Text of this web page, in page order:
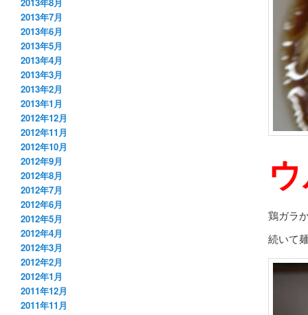
鶏ガラ
続いて
2013年8月
2013年7月
2013年6月
2013年5月
2013年4月
2013年3月
2013年2月
2013年1月
2012年12月
2012年11月
2012年10月
2012年9月
2012年8月
2012年7月
2012年6月
2012年5月
2012年4月
2012年3月
2012年2月
2012年1月
2011年12月
2011年11月